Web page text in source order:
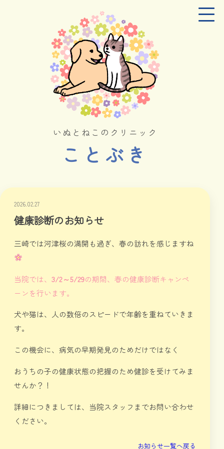
いぬとねこのクリニック
ことぶき
2026.02.27
健康診断のお知らせ
三崎では河津桜の満開も過ぎ、春の訪れを感じますね
当院では、 3/2～5/29の期間、春の健康診断キャンペ
ーンを行います。
犬や猫は、人の数倍のスピードで年齢を重ねていきま
す。
この機会に、病気の早期発見のためだけではなく
おうちの子の健康状態の把握のため健診を受けてみま
せんか？！
詳細につきましては、当院スタッフまでお問い合わせ
ください。
お知らせ一覧へ戻る